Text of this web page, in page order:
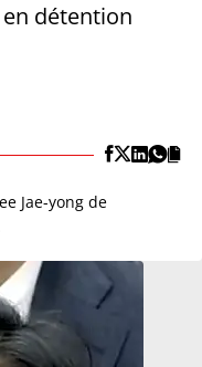
en détention
Jae-yong de